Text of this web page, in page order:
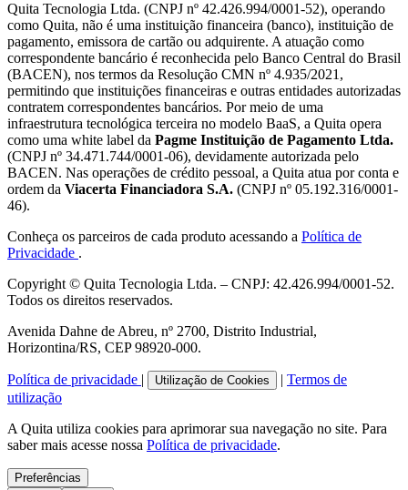
Quita Tecnologia Ltda. (CNPJ nº 42.426.994/0001-52), operando
como Quita, não é uma instituição financeira (banco), instituição de
pagamento, emissora de cartão ou adquirente. A atuação como
correspondente bancário é reconhecida pelo Banco Central do Brasil
(BACEN), nos termos da Resolução CMN nº 4.935/2021,
permitindo que instituições financeiras e outras entidades autorizadas
contratem correspondentes bancários. Por meio de uma
infraestrutura tecnológica terceira no modelo BaaS, a Quita opera
como uma white label da Pagme Instituição de Pagamento Ltda.
(CNPJ nº 34.471.744/0001-06), devidamente autorizada pelo
BACEN. Nas operações de crédito pessoal, a Quita atua por conta e
ordem da Viacerta Financiadora S.A. (CNPJ nº 05.192.316/0001-
46).
Conheça os parceiros de cada produto acessando a Política de
Privacidade .
Copyright © Quita Tecnologia Ltda. – CNPJ: 42.426.994/0001-52.
Todos os direitos reservados.
Avenida Dahne de Abreu, nº 2700, Distrito Industrial,
Horizontina/RS, CEP 98920-000.
Política de privacidade | Utilização de Cookies | Termos de
utilização
A Quita utiliza cookies para aprimorar sua navegação no site. Para
saber mais acesse nossa Política de privacidade.
Preferências